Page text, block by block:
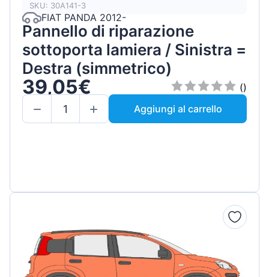
SKU: 30A141-3
FIAT PANDA 2012-
Pannello di riparazione
sottoporta lamiera / Sinistra =
Destra (simmetrico)
39,05€
()
Aggiungi al carrello